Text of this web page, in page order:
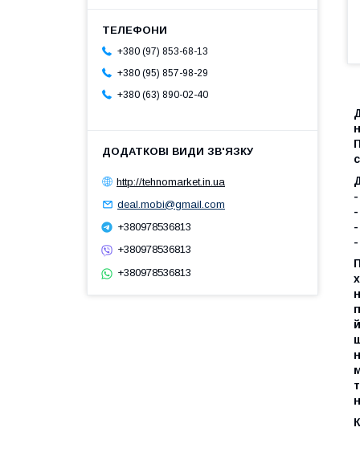
+380 (97) 853-68-13
+380 (95) 857-98-29
+380 (63) 890-02-40
http://tehnomarket.in.ua
deal.mobi@gmail.com
+380978536813
+380978536813
+380978536813